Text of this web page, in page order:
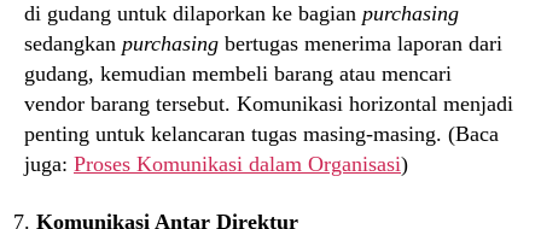
di gudang untuk dilaporkan ke bagian purchasing
sedangkan purchasing bertugas menerima laporan dari
gudang, kemudian membeli barang atau mencari
vendor barang tersebut. Komunikasi horizontal menjadi
penting untuk kelancaran tugas masing-masing. (Baca
juga: Proses Komunikasi dalam Organisasi)
Komunikasi Antar Direktur